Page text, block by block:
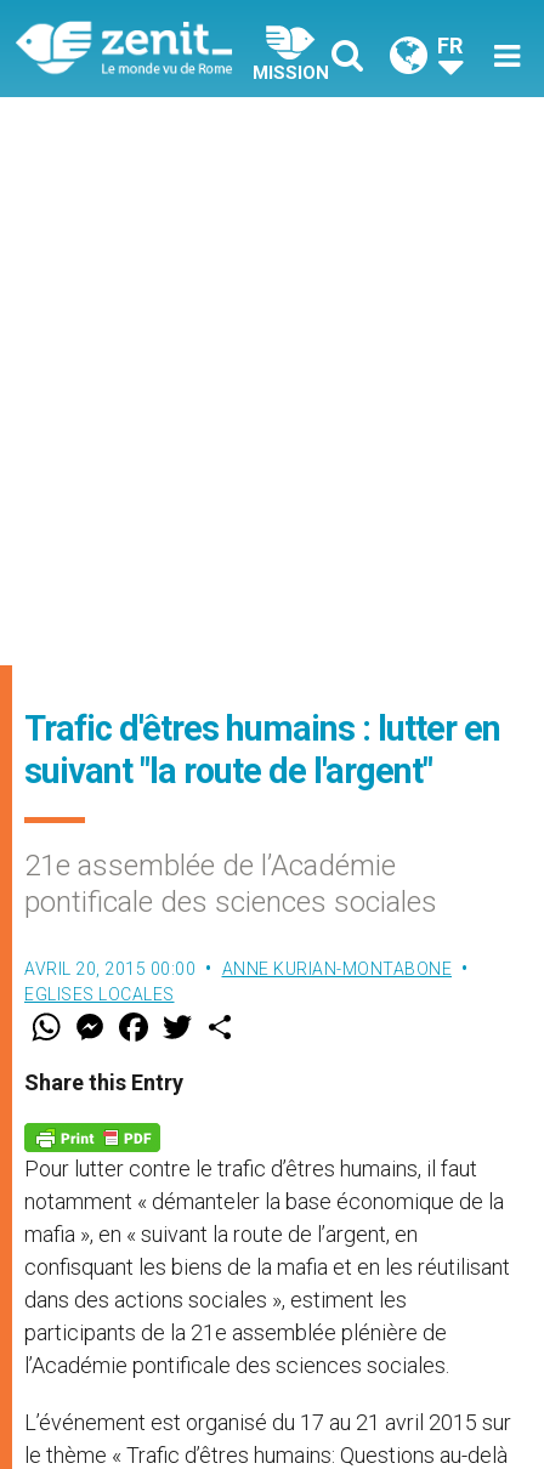
MISSION
FR
Trafic d'êtres humains : lutter en
suivant "la route de l'argent"
21e assemblée de l’Académie
pontificale des sciences sociales
AVRIL 20, 2015 00:00
ANNE KURIAN-MONTABONE
EGLISES LOCALES
W
t
s
p
p
M
e
s
e
g
e
r
F
a
e
b
o
k
w
Share this Entry
Pour lutter contre le trafic d’êtres humains, il faut
notamment « démanteler la base économique de la
mafia », en « suivant la route de l’argent, en
confisquant les biens de la mafia et en les réutilisant
dans des actions sociales », estiment les
participants de la 21e assemblée plénière de
l’Académie pontificale des sciences sociales.
L’événement est organisé du 17 au 21 avril 2015 sur
le thème « Trafic d’êtres humains: Questions au-delà